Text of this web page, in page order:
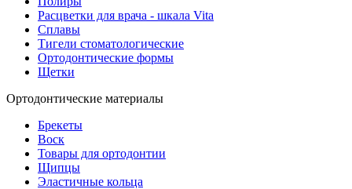
Расцветки для врача - шкала Vita
Сплавы
Тигели стоматологические
Ортодонтические формы
Щетки
Ортодонтические материалы
Брекеты
Воск
Товары для ортодонтии
Щипцы
Эластичные кольца